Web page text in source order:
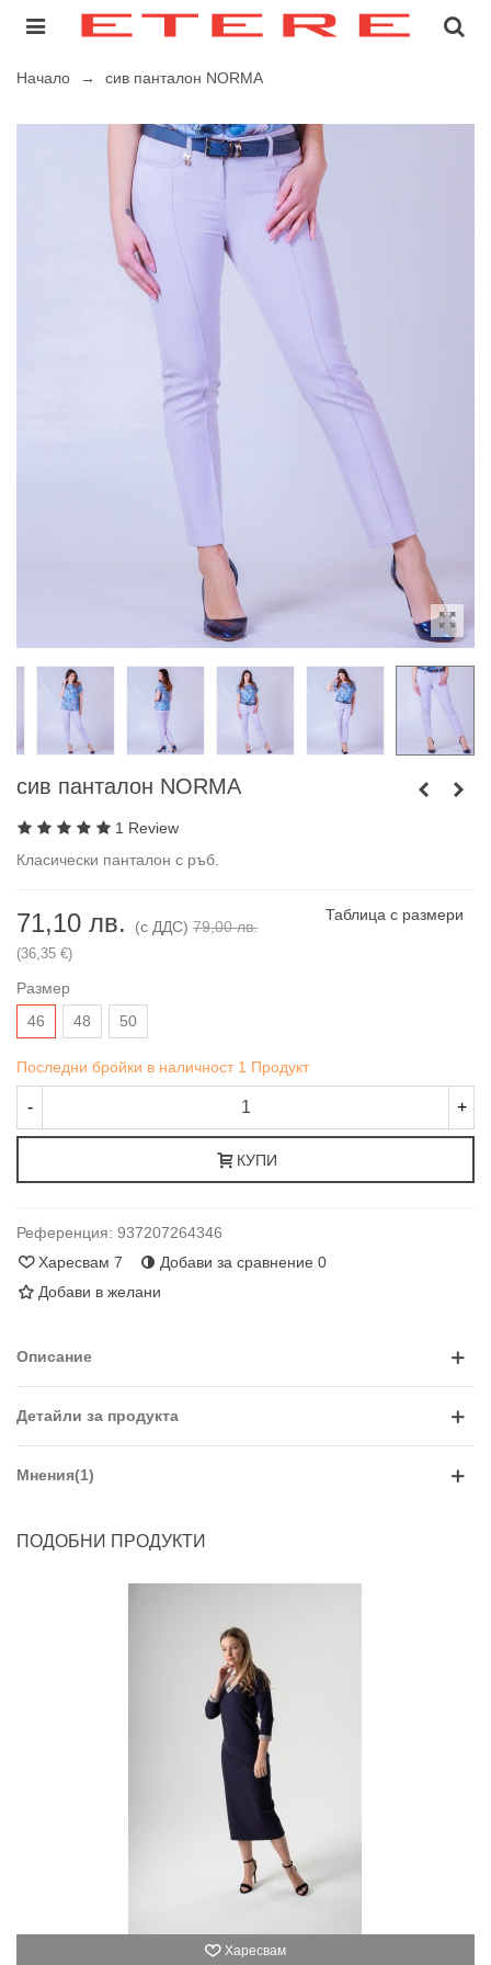
Начало → сив панталон NORMA
сив панталон NORMA
1 Review
Класически панталон с ръб.
71,10 лв. (с ДДС) 79,00 лв.
(36,35 €)
Таблица с размери
Размер
46
48 50
Последни бройки в наличност 1 Продукт
- +
КУПИ
Референция: 937207264346
Харесвам 7 Добави за сравнение 0
Добави в желани
Описание
Детайли за продукта
Мнения(1)
ПОДОБНИ ПРОДУКТИ
Харесвам